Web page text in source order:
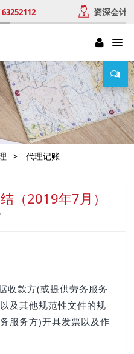
资深会计
> 代理记账
（2019年7月）
收款方(或提供劳务服务
及其他规范性文件的规
服务方)开具发票以及作